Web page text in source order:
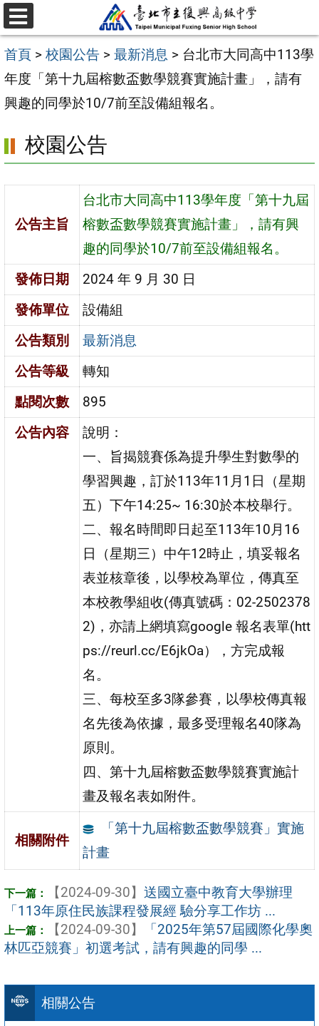
跳
至
主
要
內
區
選
單
首頁 > 校園公告 > 最新消息 > 台北市大同高中113學
年度「第十九屆榕數盃數學競賽實施計畫」，請有
興趣的同學於10/7前至設備組報名。
相關公告
校園公告
公告主旨
台北市大同高中113學年度「第十九屆
榕數盃數學競賽實施計畫」，請有興
趣的同學於10/7前至設備組報名。
發佈日期
2024 年 9 月 30 日
發佈單位
設備組
公告類別
最新消息
公告等級
轉知
點閱次數
895
公告內容
說明：
一、旨揭競賽係為提升學生對數學的
學習興趣，訂於113年11月1日（星期
五）下午14:25~ 16:30於本校舉行。
二、報名時間即日起至113年10月16
日（星期三）中午12時止，填妥報名
表並核章後，以學校為單位，傳真至
本校教學組收(傳真號碼：02-2502378
2)，亦請上網填寫google 報名表單(htt
ps://reurl.cc/E6jkOa），方完成報
名。
三、每校至多3隊參賽，以學校傳真報
名先後為依據，最多受理報名40隊為
原則。
四、第十九屆榕數盃數學競賽實施計
畫及報名表如附件。
相關附件
「第十九屆榕數盃數學競賽」實施
計畫
【2024-09-30】 送國立臺中教育大學辦理
「113年原住民族課程發展經 驗分享工作坊 ...
【2024-09-30】
「2025年第57屆國際化學奧
林匹亞競賽」初選考試，請有興趣的同學 ...